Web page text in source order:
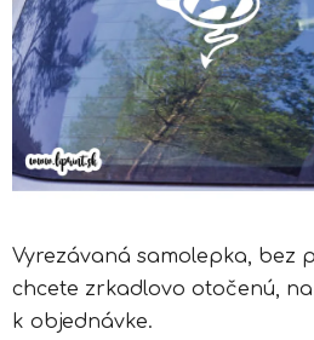
Vyrezávaná samolepka, bez
chcete zrkadlovo otočenú,
k objednávke.